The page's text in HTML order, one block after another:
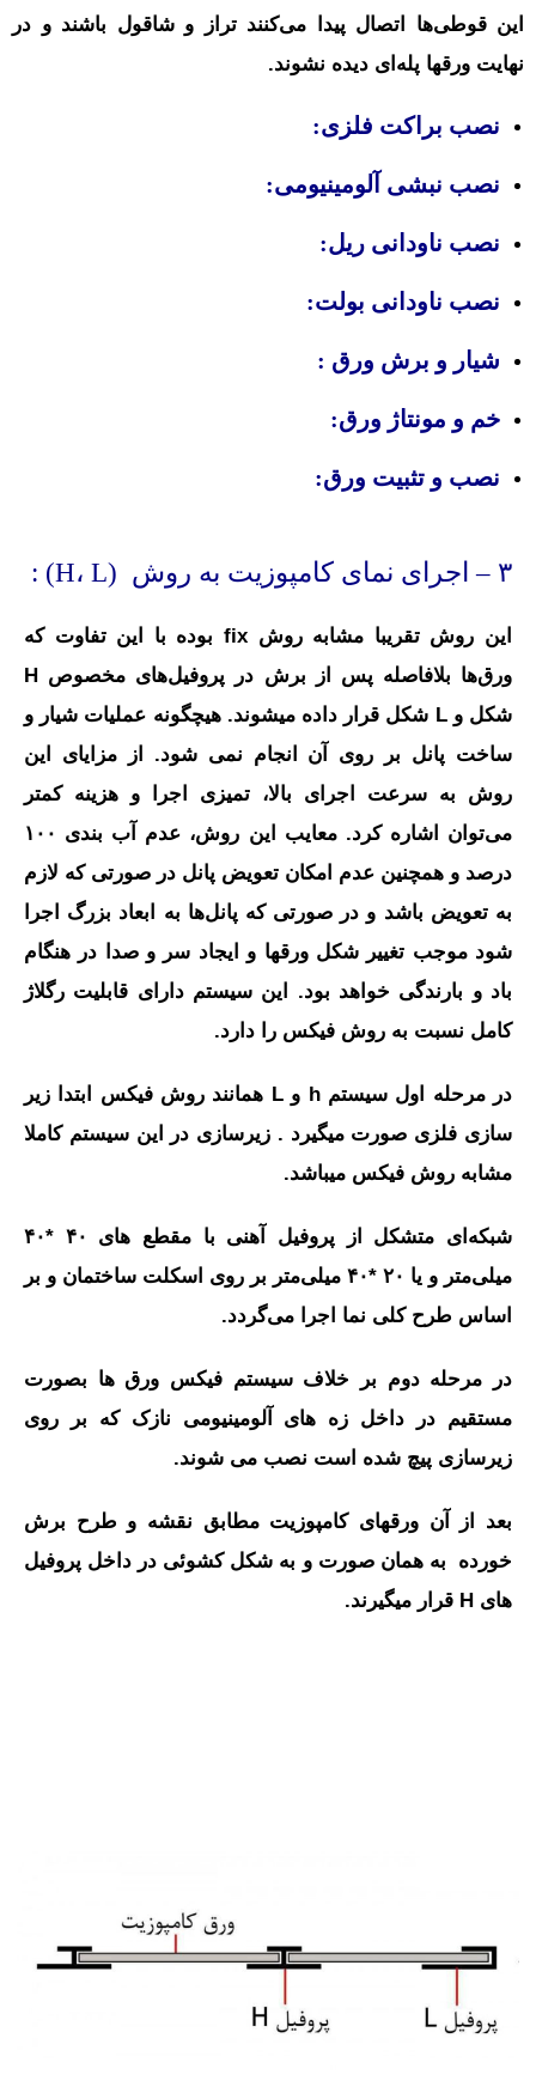
این قوطی‌ها اتصال پیدا می‌کنند تراز و شاقول باشند و در
نهایت ورقها پله‌ای دیده نشوند.
نصب براکت فلزی:
نصب نبشی آلومینیومی:
نصب ناودانی ریل:
نصب ناودانی بولت:
شیار و برش ورق :
خم و مونتاژ ورق:
نصب و تثبیت ورق:
۳ – اجرای نمای کامپوزیت به روش (H، L) :
این روش تقریبا مشابه روش fix بوده با این تفاوت که
ورق‌ها بلافاصله پس از برش در پروفیل‌های مخصوص H
شکل و L شکل قرار داده میشوند. هیچگونه عملیات شیار و
ساخت پانل بر روی آن انجام نمی شود. از مزایای این
روش به سرعت اجرای بالا، تمیزی اجرا و هزینه کمتر
می‌توان اشاره کرد. معایب این روش، عدم آب بندی ۱۰۰
درصد و همچنین عدم امکان تعویض پانل در صورتی که لازم
به تعویض باشد و در صورتی که پانل‌ها به ابعاد بزرگ اجرا
شود موجب تغییر شکل ورقها و ایجاد سر و صدا در هنگام
باد و بارندگی خواهد بود. این سیستم دارای قابلیت رگلاژ
کامل نسبت به روش فیکس را دارد.
در مرحله اول سیستم h و L همانند روش فیکس ابتدا زیر
سازی فلزی صورت میگیرد . زیرسازی در این سیستم کاملا
مشابه روش فیکس میباشد.
شبکه‌ای متشکل از پروفیل آهنی با مقطع های ۴۰ *۴۰
میلی‌متر و یا ۲۰ *۴۰ میلی‌متر بر روی اسکلت ساختمان و بر
اساس طرح کلی نما اجرا می‌گردد.
در مرحله دوم بر خلاف سیستم فیکس ورق ها بصورت
مستقیم در داخل زه های آلومینیومی نازک که بر روی
زیرسازی پیچ شده است نصب می‏ شوند.
بعد از آن ورق‎های کامپوزیت مطابق نقشه و طرح برش
خورده به همان صورت و به شکل کشوئی در داخل پروفیل
های H قرار می‎گیرند.